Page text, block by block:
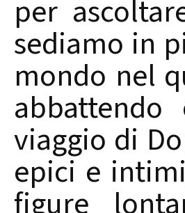
per
sediamo in
mondo nel
viaggio di
epici e